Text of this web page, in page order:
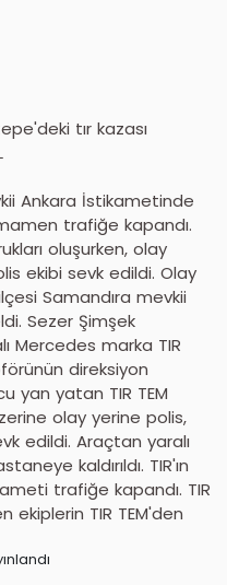
tır kazası
Ankara İstikametinde
trafiğe kapandı.
oluşurken, olay
ekibi sevk edildi. Olay
Samandıra mevkii
Sezer Şimşek
Mercedes marka TIR
direksiyon
yan yatan TIR TEM
olay yerine polis,
edildi. Araçtan yaralı
kaldırıldı. TIR'ın
trafiğe kapandı. TIR
ekiplerin TIR TEM'den